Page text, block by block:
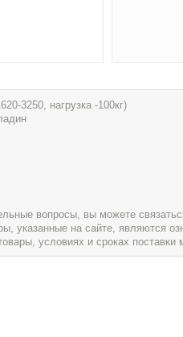
3250, нагрузка -100кг)
вопросы, вы можете
указанные на сайте, являются
условиях и сроках поставки